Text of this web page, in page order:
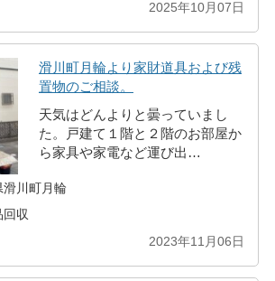
2025年10月07日
滑川町月輪より家財道具および残
置物のご相談。
天気はどんよりと曇っていまし
た。戸建て１階と２階のお部屋か
ら家具や家電など運び出…
滑川町月輪
回収
2023年11月06日